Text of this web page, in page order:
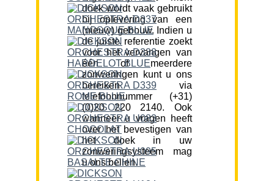
doek wordt vaak gebruikt
bij oplevering van een
(nieuw) gebouw. Indien u
de juiste referentie zoekt
voor het vervangen van
één of meerdere
zonweringen kunt u ons
bereiken via
telefoonnummer (+31)
(0)20 220 2140. Ook
wanneer u vragen heeft
over het bevestigen van
het doek in uw
zonweringsysteem mag
u ons bellen.